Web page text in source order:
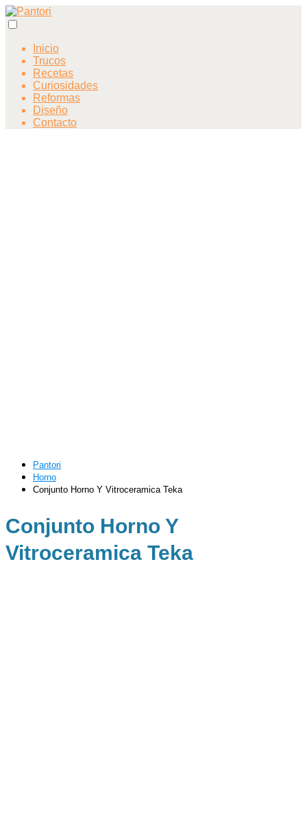
Inicio
Trucos
Recetas
Curiosidades
Reformas
Diseño
Contacto
Pantori
Horno
Conjunto Horno Y Vitroceramica Teka
Conjunto Horno Y
Vitroceramica Teka